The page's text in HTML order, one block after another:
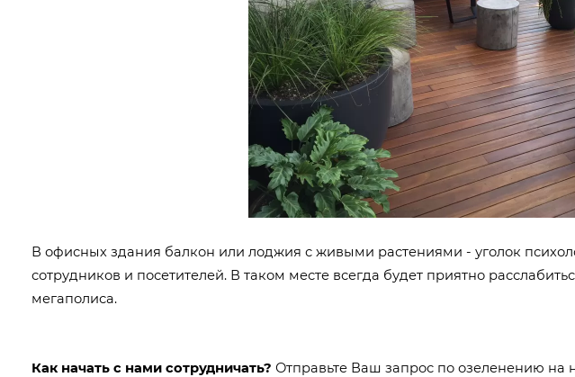
В офисных здания балкон или лоджия с живыми растениями - уголок
сотрудников и посетителей. В таком месте всегда будет приятно
мегаполиса.
Как начать с нами сотрудничать? Отправьте Ваш запрос по озеленению на